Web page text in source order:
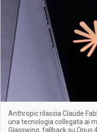
Anthropic rilascia Claude
una tecnologia collegata ai
Glasswing, fallback su Opus